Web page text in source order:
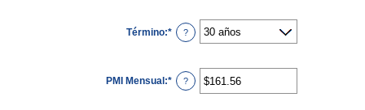
0%
y
50%
Término:* ?
PMI Mensual:* Ingresa
un
?